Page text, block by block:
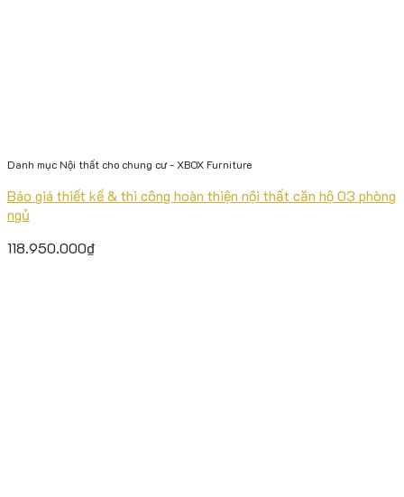
Danh mục Nội thất cho chung cư - XBOX Furniture
Báo giá thiết kế & thi công hoàn thiện nội thất căn hộ 03 phòng
ngủ
118.950.000₫